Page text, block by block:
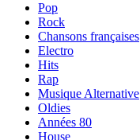
Pop
Rock
Chansons françaises
Electro
Hits
Rap
Musique Alternative
Oldies
Années 80
House